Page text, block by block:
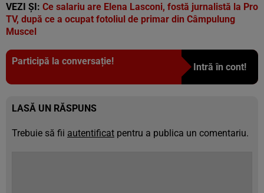
VEZI ȘI: Ce salariu are Elena Lasconi, fostă jurnalistă la Pro
TV, după ce a ocupat fotoliul de primar din Câmpulung
Muscel
Participă la conversație!
Intră în cont!
LASĂ UN RĂSPUNS
Trebuie să fii autentificat pentru a publica un comentariu.